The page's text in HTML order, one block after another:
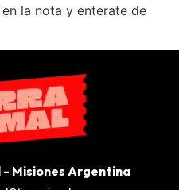
la nota y enterate de
- Misiones Argentina